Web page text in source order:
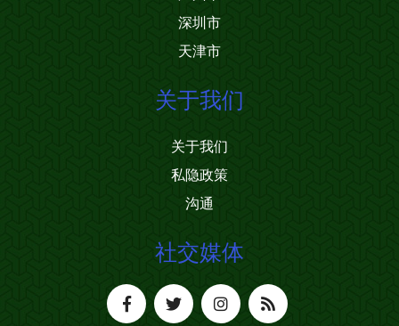
深圳市
天津市
关于我们
关于我们
私隐政策
沟通
社交媒体